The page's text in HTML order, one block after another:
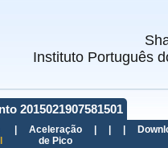
Instituto Português
2015021907581501
Aceleração
de Pico